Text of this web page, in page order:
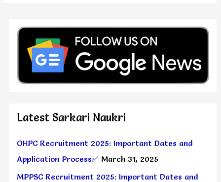
Latest Sarkari Naukri
OHPC Recruitment 2025: Important Dates and
Application Process✅ March 31, 2025
MPPSC Recruitment 2025: Important Dates and